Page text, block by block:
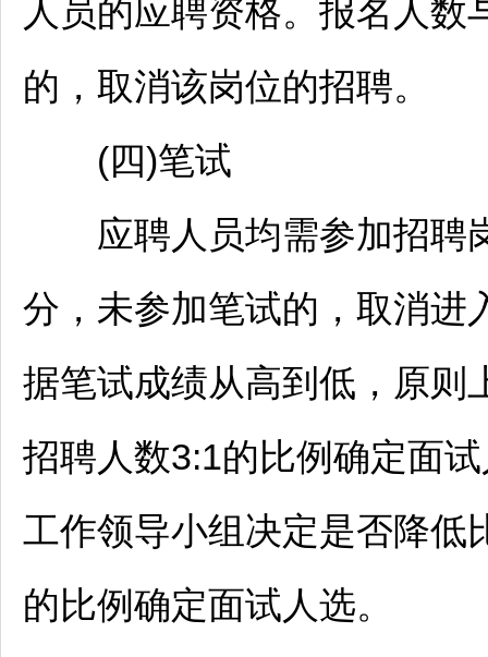
人员的应聘资格。报名人数
的，取消该岗位的招聘。
(四)笔试
应聘人员均需参加招聘
分，未参加笔试的，取消进
据笔试成绩从高到低，原则
招聘人数3:1的比例确定面
工作领导小组决定是否降低
的比例确定面试人选。